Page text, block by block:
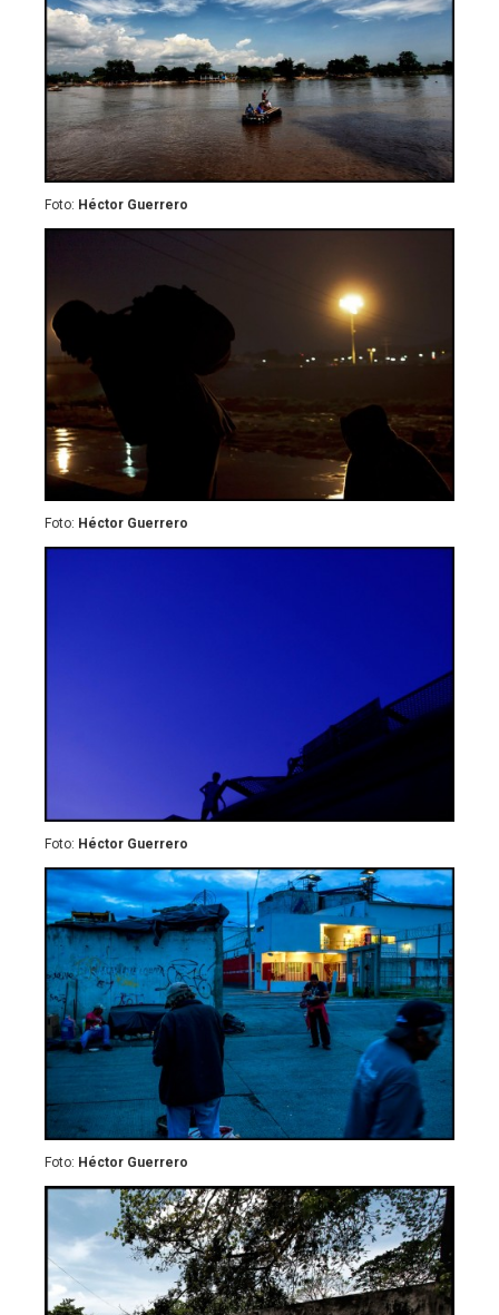
Foto: Héctor Guerrero
Foto: Héctor Guerrero
Foto: Héctor Guerrero
Foto: Héctor Guerrero